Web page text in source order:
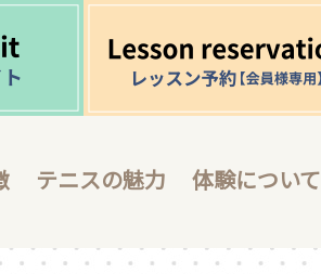
テニスの魅力 体験について